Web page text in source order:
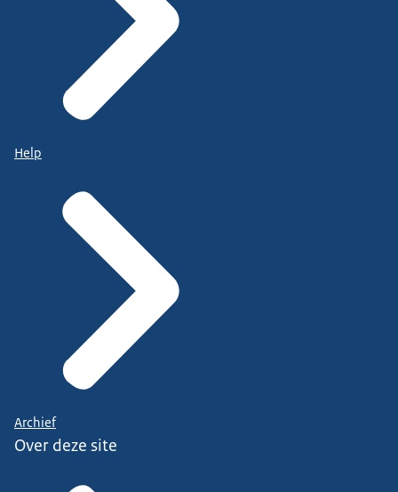
Help
Archief
Over deze site